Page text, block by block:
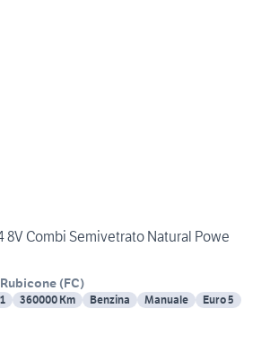
8V Combi Semivetrato Natural Powe
(FC)
360000 Km Benzina Manuale Euro 5